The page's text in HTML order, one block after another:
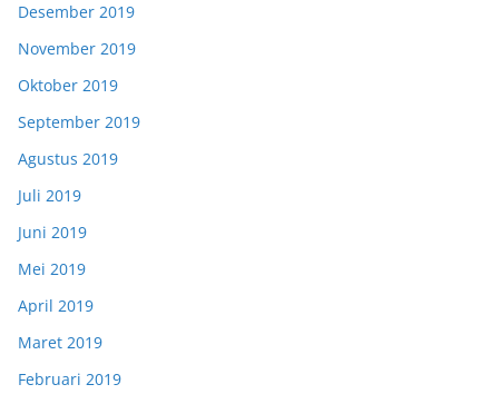
Desember 2019
November 2019
Oktober 2019
September 2019
Agustus 2019
Juli 2019
Juni 2019
Mei 2019
April 2019
Maret 2019
Februari 2019